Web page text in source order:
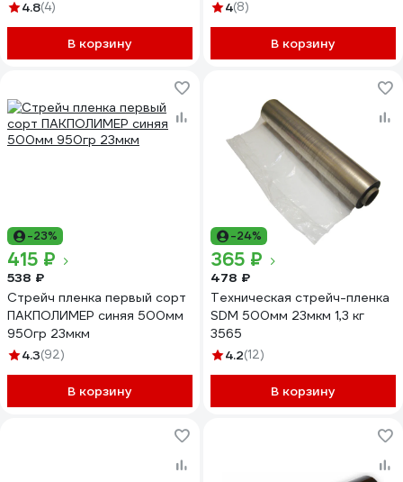
4.8(4)
В корзину
4(8)
В корзину
-23%
415 ₽
538 ₽
Стрейч пленка первый сорт
ПАКПОЛИМЕР синяя 500мм
950гр 23мкм
4.3(92)
В корзину
-24%
365 ₽
478 ₽
Техническая стрейч-пленка
SDM 500мм 23мкм 1,3 кг
3565
4.2(12)
В корзину